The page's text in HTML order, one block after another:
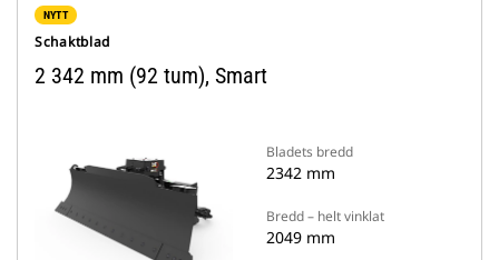
NYTT
Schaktblad
2 342 mm (92 tum), Smart
Bladets bredd
2342 mm
Bredd – helt vinklat
2049 mm